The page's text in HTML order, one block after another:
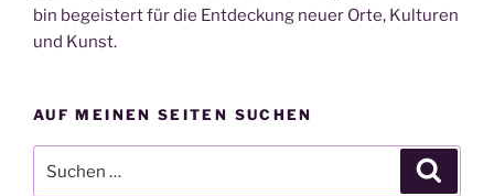
bin begeistert für die Entdeckung neuer Orte, Kulturen
und Kunst.
AUF MEINEN SEITEN SUCHEN
nach: